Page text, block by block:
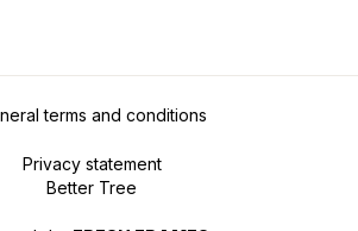
Better Tree
terms and conditions
Privacy statement